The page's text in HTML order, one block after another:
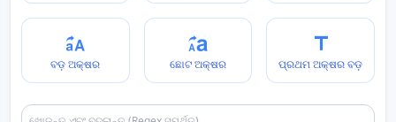
ବଡ଼ ଅକ୍ଷର ଛୋଟ ଅକ୍ଷର ପ୍ରଥମ ଅକ୍ଷର ବଡ଼